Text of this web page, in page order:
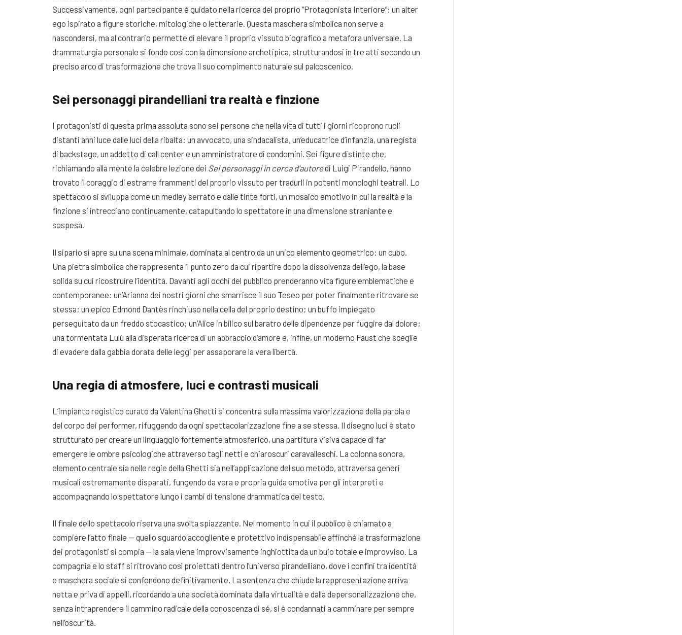
Successivamente, ogni partecipante è guidato nella ricerca del proprio “Protagonista Interiore”: un alter
ego ispirato a figure storiche, mitologiche o letterarie. Questa maschera simbolica non serve a
nascondersi, ma al contrario permette di elevare il proprio vissuto biografico a metafora universale. La
drammaturgia personale si fonde così con la dimensione archetipica, strutturandosi in tre atti secondo un
preciso arco di trasformazione che trova il suo compimento naturale sul palcoscenico.
Sei personaggi pirandelliani tra realtà e finzione
I protagonisti di questa prima assoluta sono sei persone che nella vita di tutti i giorni ricoprono ruoli
distanti anni luce dalle luci della ribalta: un avvocato, una sindacalista, un’educatrice d’infanzia, una regista
di backstage, un addetto di call center e un amministratore di condomini. Sei figure distinte che,
richiamando alla mente la celebre lezione dei Sei personaggi in cerca d’autoredi Luigi Pirandello, hanno
trovato il coraggio di estrarre frammenti del proprio vissuto per tradurli in potenti monologhi teatrali. Lo
spettacolo si sviluppa come un medley serrato e dalle tinte forti, un mosaico emotivo in cui la realtà e la
finzione si intrecciano continuamente, catapultando lo spettatore in una dimensione straniante e
sospesa.
Il sipario si apre su una scena minimale, dominata al centro da un unico elemento geometrico: un cubo.
Una pietra simbolica che rappresenta il punto zero da cui ripartire dopo la dissolvenza dell’ego, la base
solida su cui ricostruire l’identità. Davanti agli occhi del pubblico prenderanno vita figure emblematiche e
contemporanee: un’Arianna dei nostri giorni che smarrisce il suo Teseo per poter finalmente ritrovare se
stessa; un epico Edmond Dantès rinchiuso nella cella del proprio destino; un buffo impiegato
perseguitato da un freddo stocastico; un’Alice in bilico sul baratro delle dipendenze per fuggire dal dolore;
una tormentata Lulù alla disperata ricerca di un abbraccio d’amore e, infine, un moderno Faust che sceglie
di evadere dalla gabbia dorata delle leggi per assaporare la vera libertà.
Una regia di atmosfere, luci e contrasti musicali
L’impianto registico curato da Valentina Ghetti si concentra sulla massima valorizzazione della parola e
del corpo dei performer, rifuggendo da ogni spettacolarizzazione fine a se stessa. Il disegno luci è stato
strutturato per creare un linguaggio fortemente atmosferico, una partitura visiva capace di far
emergere le ombre psicologiche attraverso tagli netti e chiaroscuri caravalleschi. La colonna sonora,
elemento centrale sia nelle regie della Ghetti sia nell’applicazione del suo metodo, attraversa generi
musicali estremamente disparati, fungendo da vera e propria guida emotiva per gli interpreti e
accompagnando lo spettatore lungo i cambi di tensione drammatica del testo.
Il finale dello spettacolo riserva una svolta spiazzante. Nel momento in cui il pubblico è chiamato a
compiere l’atto finale — quello sguardo accogliente e protettivo indispensabile affinché la trasformazione
dei protagonisti si compia — la sala viene improvvisamente inghiottita da un buio totale e improvviso. La
compagnia e lo staff si ritrovano così proiettati dentro l’universo pirandelliano, dove i confini tra identità
e maschera sociale si confondono definitivamente. La sentenza che chiude la rappresentazione arriva
netta e priva di appelli, ricordando a una società dominata dalla virtualità e dalla depersonalizzazione che,
senza intraprendere il cammino radicale della conoscenza di sé, si è condannati a camminare per sempre
nell’oscurità.